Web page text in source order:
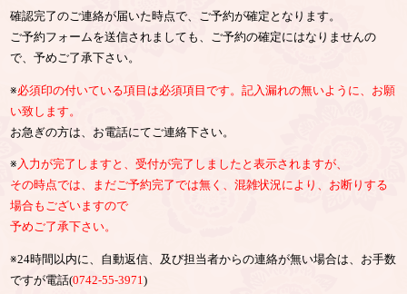
確認完了のご連絡が届いた時点で、ご予約が確定となります。
ご予約フォームを送信されましても、ご予約の確定にはなりませんの
で、予めご了承下さい。
※必須印の付いている項目は必須項目です。記入漏れの無いように、お願
い致します。
お急ぎの方は、お電話にてご連絡下さい。
※ 入力が完了しますと、受付が完了しましたと表示されますが、
その時点では、まだご予約完了では無く、混雑状況により、お断りする
場合もございますので
予めご了承下さい。
※24時間以内に、自動返信、及び担当者からの連絡が無い場合は、お手数
ですが電話(0742-55-3971)